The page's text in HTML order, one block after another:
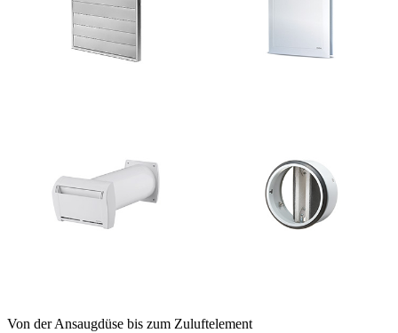
Von der Ansaugdüse bis zum Zuluftelement